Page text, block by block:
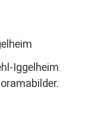
Iggelheim